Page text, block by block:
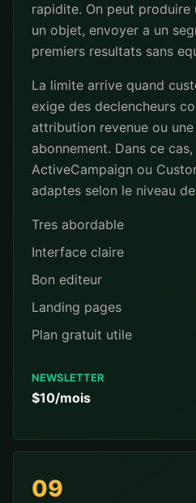
rapidite. On peut produire
un objet, envoyer a un
premiers resultats sans
La limite arrive quand
exige des declencheurs
attribution revenue ou
abonnement. Dans ce cas,
ActiveCampaign ou
adaptes selon le niveau
Tres abordable
Interface claire
Bon editeur
Landing pages
Plan gratuit utile
NEWSLETTER
$10/mois
09